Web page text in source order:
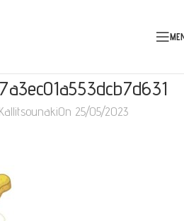
On 25/05/2023